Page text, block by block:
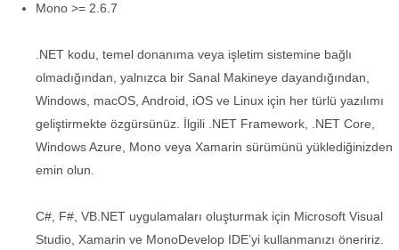
Mono >= 2.6.7
.NET kodu, temel donanıma veya işletim sistemine bağlı
olmadığından, yalnızca bir Sanal Makineye dayandığından,
Windows, macOS, Android, iOS ve Linux için her türlü yazılımı
geliştirmekte özgürsünüz. İlgili .NET Framework, .NET Core,
Windows Azure, Mono veya Xamarin sürümünü yüklediğinizden
emin olun.
C#, F#, VB.NET uygulamaları oluşturmak için Microsoft Visual
Studio, Xamarin ve MonoDevelop IDE’yi kullanmanızı öneririz.